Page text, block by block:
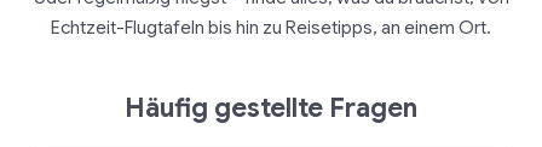
Echtzeit-Flugtafeln bis hin zu Reisetipps, an einem Ort.
Häufig gestellte Fragen